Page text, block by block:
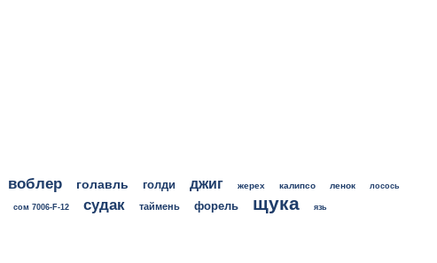
воблер голавль голди джиг жерех калипсо ленок лосось
сом 7006-F-12 судак таймень форель щука язь